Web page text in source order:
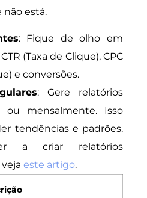
está.
: Fique de olho em
(Taxa de Clique), CPC
e conversões.
: Gere relatórios
ou mensalmente. Isso
tendências e padrões.
a criar relatórios
este artigo.